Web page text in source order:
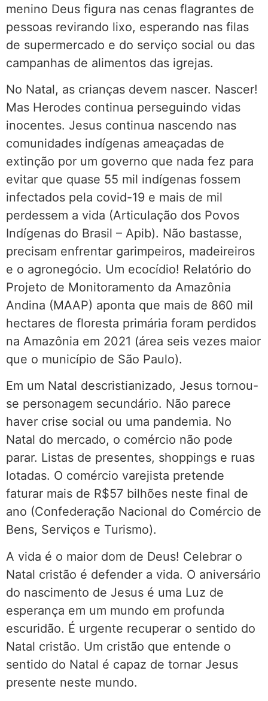
menino Deus figura nas cenas flagrantes de
pessoas revirando lixo, esperando nas filas
de supermercado e do serviço social ou das
campanhas de alimentos das igrejas.
No Natal, as crianças devem nascer. Nascer!
Mas Herodes continua perseguindo vidas
inocentes. Jesus continua nascendo nas
comunidades indígenas ameaçadas de
extinção por um governo que nada fez para
evitar que quase 55 mil indígenas fossem
infectados pela covid-19 e mais de mil
perdessem a vida (Articulação dos Povos
Indígenas do Brasil – Apib). Não bastasse,
precisam enfrentar garimpeiros, madeireiros
e o agronegócio. Um ecocídio! Relatório do
Projeto de Monitoramento da Amazônia
Andina (MAAP) aponta que mais de 860 mil
hectares de floresta primária foram perdidos
na Amazônia em 2021 (área seis vezes maior
que o município de São Paulo).
Em um Natal descristianizado, Jesus tornou-
se personagem secundário. Não parece
haver crise social ou uma pandemia. No
Natal do mercado, o comércio não pode
parar. Listas de presentes, shoppings e ruas
lotadas. O comércio varejista pretende
faturar mais de R$57 bilhões neste final de
ano (Confederação Nacional do Comércio de
Bens, Serviços e Turismo).
A vida é o maior dom de Deus! Celebrar o
Natal cristão é defender a vida. O aniversário
do nascimento de Jesus é uma Luz de
esperança em um mundo em profunda
escuridão. É urgente recuperar o sentido do
Natal cristão. Um cristão que entende o
sentido do Natal é capaz de tornar Jesus
presente neste mundo.